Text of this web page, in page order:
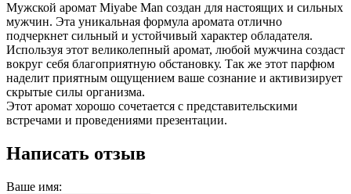
Мужской аромат Miyabe Man создан для настоящих и сильных
мужчин. Эта уникальная формула аромата отлично
подчеркнет сильный и устойчивый характер обладателя.
Используя этот великолепный аромат, любой мужчина создаст
вокруг себя благоприятную обстановку. Так же этот парфюм
наделит приятным ощущением ваше сознание и активизирует
скрытые силы организма.
Этот аромат хорошо сочетается с представительскими
встречами и проведениями презентации.
Написать отзыв
Ваше имя: